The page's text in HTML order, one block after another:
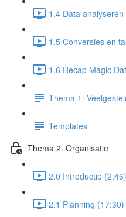
1.4 Data
1.5 Conversies en
1.6 Recap Magic
Thema 1:
Templates
Thema 2. Organisatie
2.0 Introductie (2:46)
2.1 Planning (17:30)